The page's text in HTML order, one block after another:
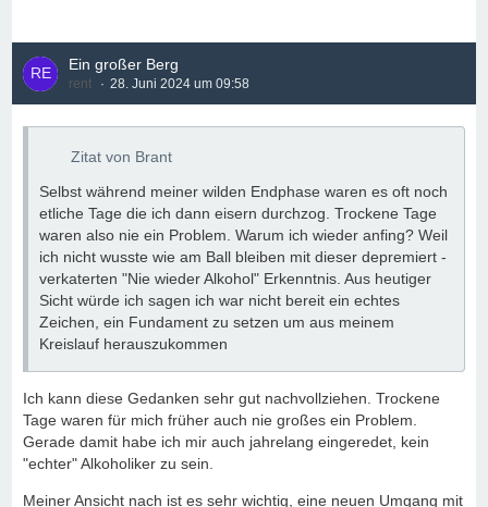
Ein großer Berg
rent 28. Juni 2024 um 09:58
Zitat von Brant
Selbst während meiner wilden Endphase waren es oft noch
etliche Tage die ich dann eisern durchzog. Trockene Tage
waren also nie ein Problem. Warum ich wieder anfing? Weil
ich nicht wusste wie am Ball bleiben mit dieser depremiert -
verkaterten "Nie wieder Alkohol" Erkenntnis. Aus heutiger
Sicht würde ich sagen ich war nicht bereit ein echtes
Zeichen, ein Fundament zu setzen um aus meinem
Kreislauf herauszukommen
Ich kann diese Gedanken sehr gut nachvollziehen. Trockene
Tage waren für mich früher auch nie großes ein Problem.
Gerade damit habe ich mir auch jahrelang eingeredet, kein
"echter" Alkoholiker zu sein.
Meiner Ansicht nach ist es sehr wichtig, eine neuen Umgang mit